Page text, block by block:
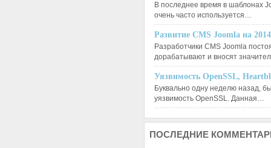
В последнее время в шаблонах
очень часто используется…
Развитие CMS Joomla на
Разработчики CMS Joomla
дорабатывают и вносят
Уязвимость OpenSSL,
Буквально одну неделю назад,
уязвимость OpenSSL. Данная…
ПОСЛЕДНИЕ